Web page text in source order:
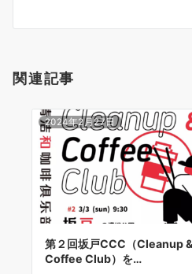
ン
関連記事
2024年2月27日
第２回坂戸CCC（Cleanup &
Coffee Club）を…